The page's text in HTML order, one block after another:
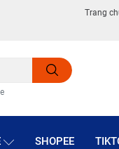
Trang
SHOPEE